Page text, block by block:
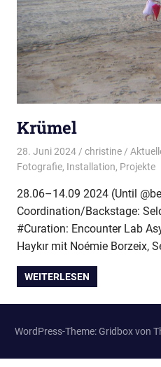
Krümel
28. Juni 2024 christine
Fotografie, Installation, Projekte
28.06–14.09 2024 (Until
Coordination/Backstage:
#Curation: Encounter Lab
Haykır mit Noémie Borzeix,
WEITERLESEN
WordPress-Theme: Gridbox von